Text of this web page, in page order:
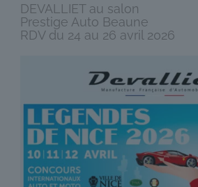
DEVALLIET au salon
Prestige Auto Beaune
RDV du 24 au 26 avril 2026